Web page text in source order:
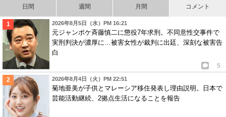
日間 週間 月間 コメント
2026年8月5日（水）PM 16:21
元ジャンポケ斉藤慎二に懲役7年求刑。不同意性交事件で
実刑判決が濃厚に…被害女性が裁判に出廷、深刻な被害告
白
5
2026年8月4日（火）PM 22:51
菊地亜美が子供とマレーシア移住発表し理由説明。日本で
芸能活動継続、2拠点生活になることを報告